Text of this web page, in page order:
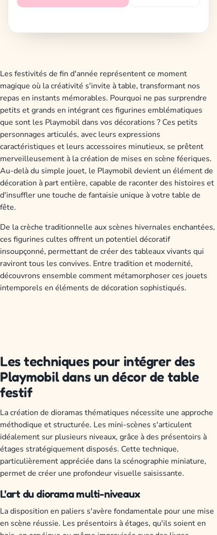
Les festivités de fin d'année représentent ce moment
magique où la créativité s'invite à table, transformant nos
repas en instants mémorables. Pourquoi ne pas surprendre
petits et grands en intégrant ces figurines emblématiques
que sont les Playmobil dans vos décorations ? Ces petits
personnages articulés, avec leurs expressions
caractéristiques et leurs accessoires minutieux, se prêtent
merveilleusement à la création de mises en scène féeriques.
Au-delà du simple jouet, le Playmobil devient un élément de
décoration à part entière, capable de raconter des histoires et
d'insuffler une touche de fantaisie unique à votre table de
fête.
De la crèche traditionnelle aux scènes hivernales enchantées,
ces figurines cultes offrent un potentiel décoratif
insoupçonné, permettant de créer des tableaux vivants qui
raviront tous les convives. Entre tradition et modernité,
découvrons ensemble comment métamorphoser ces jouets
intemporels en éléments de décoration sophistiqués.
Les techniques pour intégrer des
Playmobil dans un décor de table
festif
La création de dioramas thématiques nécessite une approche
méthodique et structurée. Les mini-scènes s'articulent
idéalement sur plusieurs niveaux, grâce à des présentoirs à
étages stratégiquement disposés. Cette technique,
particulièrement appréciée dans la scénographie miniature,
permet de créer une profondeur visuelle saisissante.
L'art du diorama multi-niveaux
La disposition en paliers s'avère fondamentale pour une mise
en scène réussie. Les présentoirs à étages, qu'ils soient en